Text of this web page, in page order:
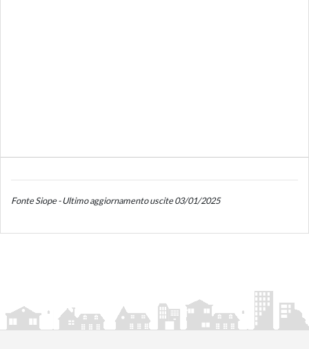
Fonte Siope - Ultimo aggiornamento uscite 03/01/2025